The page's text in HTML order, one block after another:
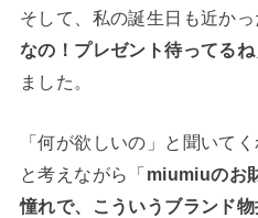
そして、私の誕生日も近か
なの！プレゼント待ってるね
ました。
「何が欲しいの」と聞いて
と考えながら「miumiuのお
憧れで、こういうブランド